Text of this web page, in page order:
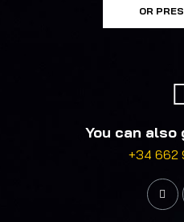
OR
You can also
+34 662